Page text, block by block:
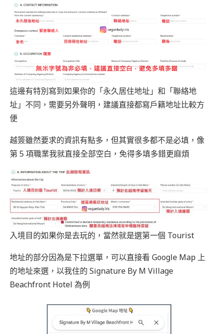
這邊有特別寫到如果你的「永久居住地址」和「聯絡地
址」不同，需要另外聲明，建議直接都寫戶籍地址比較方
便
越簽雖然要求的資訊有點多，但其實很多都不是必填，像
第 5 項職業我就直接全部空白，免得多填多錯更麻煩
入境目的如果你是去玩的，當然就是選第一個 Tourist
地址的部分因為是下拉選單，可以直接看 Google Map 上
的地址來選，以我住的 Signature By M Village
Beachfront Hotel 為例